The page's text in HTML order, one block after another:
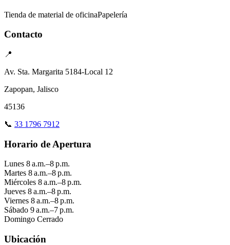
Tienda de material de oficinaPapelería
Contacto
📍
Av. Sta. Margarita 5184-Local 12
Zapopan, Jalisco
45136
📞 33 1796 7912
Horario de Apertura
Lunes 8 a.m.–8 p.m.
Martes 8 a.m.–8 p.m.
Miércoles 8 a.m.–8 p.m.
Jueves 8 a.m.–8 p.m.
Viernes 8 a.m.–8 p.m.
Sábado 9 a.m.–7 p.m.
Domingo Cerrado
Ubicación